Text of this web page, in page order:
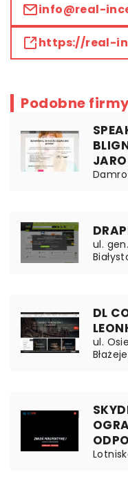
info@real-
https://real-
Podobne
ul.
DL
ul.